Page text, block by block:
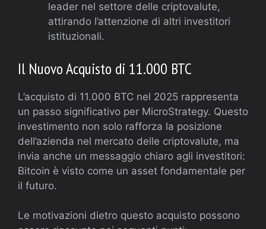
leader nel settore delle criptovalute,
attirando l’attenzione di altri investitori
istituzionali.
Il Nuovo Acquisto di 11.000 BTC
L’acquisto di 11.000 BTC nel 2025 rappresenta
un passo significativo per MicroStrategy. Questo
investimento non solo rafforza la posizione
dell’azienda nel mercato delle criptovalute, ma
invia anche un messaggio chiaro agli investitori:
Bitcoin è visto come un asset fondamentale per
il futuro.
Le motivazioni dietro questo acquisto possono